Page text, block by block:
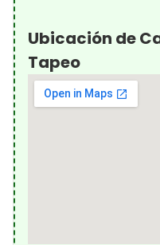
Ubicación de
Tapeo